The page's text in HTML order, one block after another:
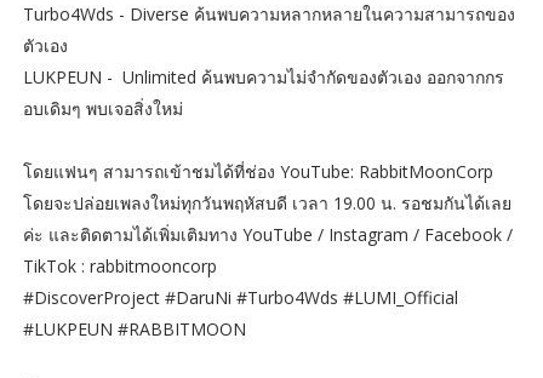
Turbo4Wds - Diverse ค้นพบความหลากหลายในความสามารถของ
ตัวเอง
LUKPEUN - Unlimited ค้นพบความไม่จำกัดของตัวเอง ออกจากกร
อบเดิมๆ พบเจอสิ่งใหม่
โดยแฟนๆ สามารถเข้าชมได้ที่ช่อง YouTube: RabbitMoonCorp
โดยจะปล่อยเพลงใหม่ทุกวันพฤหัสบดี เวลา 19.00 น. รอชมกันได้เลย
ค่ะ และติดตามได้เพิ่มเติมทาง YouTube / Instagram / Facebook /
TikTok : rabbitmooncorp
#DiscoverProject #DaruNi #Turbo4Wds #LUMI_Official
#LUKPEUN #RABBITMOON